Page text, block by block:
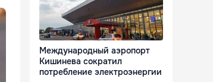
Международный аэропорт
Кишинева сократил
потребление электроэнергии